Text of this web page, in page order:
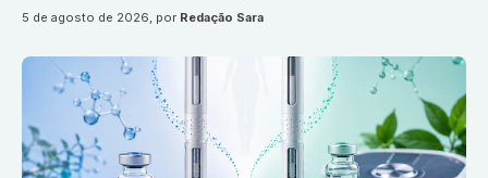
5 de agosto de 2026, por Redação Sara